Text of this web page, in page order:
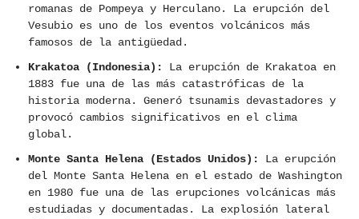
romanas de Pompeya y Herculano. La erupción del
Vesubio es uno de los eventos volcánicos más
famosos de la antigüedad.
Krakatoa (Indonesia):
La erupción de Krakatoa en
1883 fue una de las más catastróficas de la
historia moderna. Generó tsunamis devastadores y
provocó cambios significativos en el clima
global.
Monte Santa Helena (Estados Unidos):
La erupción
del Monte Santa Helena en el estado de Washington
en 1980 fue una de las erupciones volcánicas más
estudiadas y documentadas. La explosión lateral